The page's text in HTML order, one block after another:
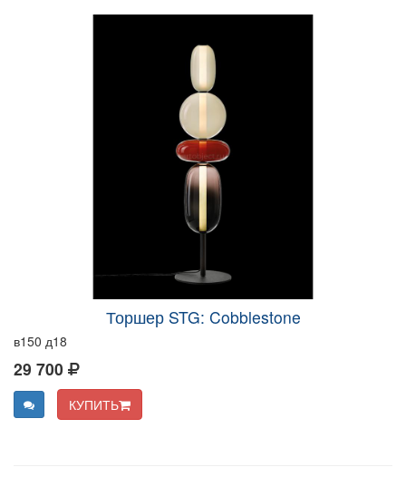
Торшер STG: Cobblestone
в150 д18
29 700
КУПИТЬ